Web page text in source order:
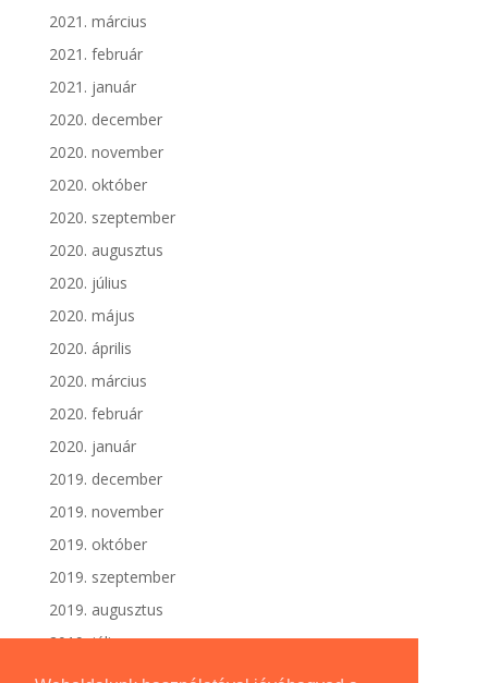
2021. március
2021. február
2021. január
2020. december
2020. november
2020. október
2020. szeptember
2020. augusztus
2020. július
2020. május
2020. április
2020. március
2020. február
2020. január
2019. december
2019. november
2019. október
2019. szeptember
2019. augusztus
2019. július
2019. június